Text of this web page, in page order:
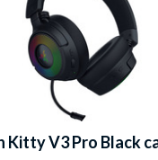
Kitty V3 Pro Black